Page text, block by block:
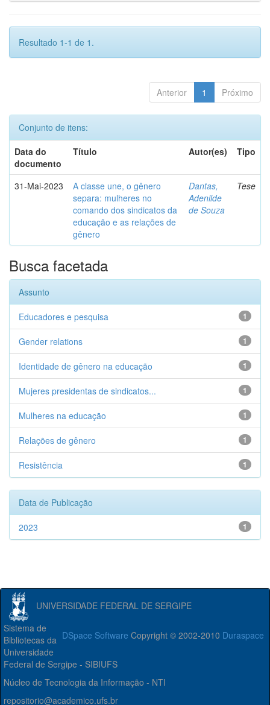
Resultado 1-1 de 1.
Anterior 1 Próximo
Conjunto de itens:
Data do
documento
Título Autor(es) Tipo
31-Mai-2023
A classe une, o gênero
separa: mulheres no
comando dos sindicatos da
educação e as relações de
gênero
Dantas,
Adenilde
de Souza
Tese
Busca facetada
Assunto
1
Educadores e pesquisa
1
Gender relations
1
Identidade de gênero na educação
1
Mujeres presidentas de sindicatos...
1
Mulheres na educação
1
Relações de gênero
1
Resistência
Data de Publicação
1
2023
UNIVERSIDADE FEDERAL DE SERGIPE
DSpace Software Copyright © 2002-2010 Duraspace
Sistema de
Bibliotecas da
Universidade
Federal de Sergipe - SIBIUFS
Núcleo de Tecnologia da Informação - NTI
repositorio@academico.ufs.br